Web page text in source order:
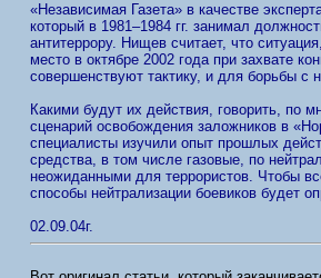
«Независимая Газета» в качестве
который в 1981–1984 гг. занимал
антитеррору. Нищев считает, что
место в октябре 2002 года при захвате
совершенствуют тактику, и для борьбы с
Какими будут их действия, говорить, по
сценарий освобождения заложников в
специалисты изучили опыт прошлых
средства, в том числе газовые, по
неожиданными для террористов. Чтобы
способы нейтрализации боевиков будет
02.09.04г.